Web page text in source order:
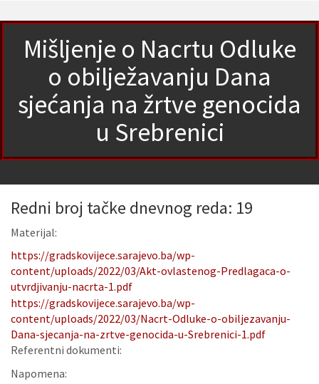
Mišljenje o Nacrtu Odluke
o obilježavanju Dana
sjećanja na žrtve genocida
u Srebrenici
Redni broj tačke dnevnog reda: 19
Materijal:
https://gradskovijece.sarajevo.ba/wp-
content/uploads/2022/03/Akt-ovlastenog-Predlagaca-o-
utvrdjivanju-nacrta-1.pdf
https://gradskovijece.sarajevo.ba/wp-
content/uploads/2022/03/Nacrt-Odluke-o-obiljezavanju-
Dana-sjecanja-na-zrtve-genocida-u-Srebrenici-1.pdf
Referentni dokumenti:
Napomena: